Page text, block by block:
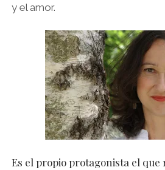
y el amor.
Es el propio protagonista el que